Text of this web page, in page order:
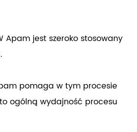
Apam jest szeroko stosowany
pomaga w tym procesie
ogólną wydajność procesu